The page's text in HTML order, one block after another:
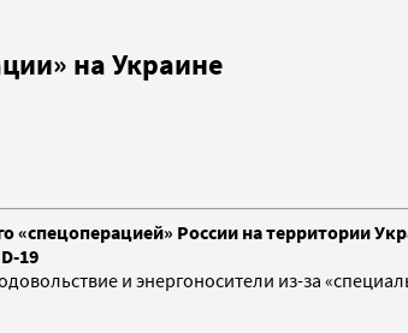
на Украине
«спецоперацией» России на территории
19
и энергоносители из-за